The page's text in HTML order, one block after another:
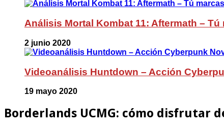
Análisis Mortal Kombat 11: Aftermath – Tú
2 junio 2020
Videoanálisis Huntdown – Acción
19 mayo 2020
Borderlands UCMG: cómo disfrutar